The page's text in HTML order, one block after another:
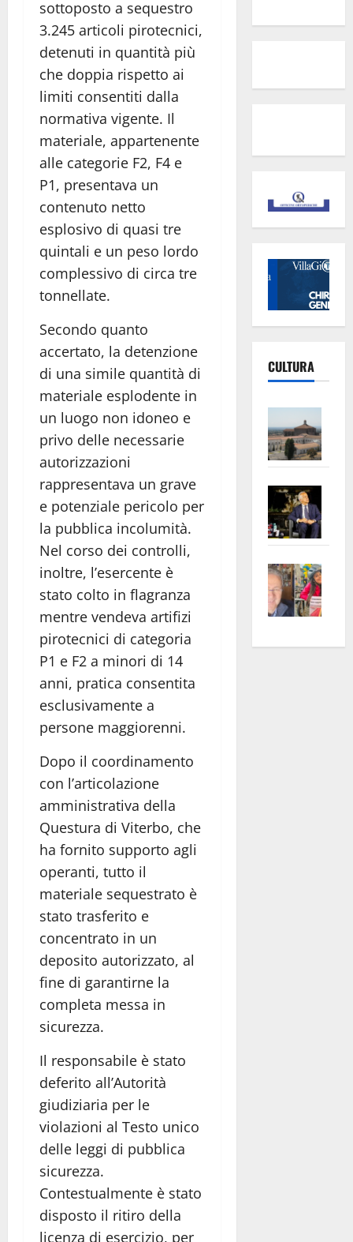
sottoposto a sequestro
3.245 articoli pirotecnici,
detenuti in quantità più
che doppia rispetto ai
limiti consentiti dalla
normativa vigente. Il
materiale, appartenente
alle categorie F2, F4 e
P1, presentava un
contenuto netto
esplosivo di quasi tre
quintali e un peso lordo
complessivo di circa tre
tonnellate.
Secondo quanto
accertato, la detenzione
di una simile quantità di
materiale esplodente in
un luogo non idoneo e
privo delle necessarie
autorizzazioni
rappresentava un grave
e potenziale pericolo per
la pubblica incolumità.
Nel corso dei controlli,
inoltre, l’esercente è
stato colto in flagranza
mentre vendeva artifizi
pirotecnici di categoria
P1 e F2 a minori di 14
anni, pratica consentita
esclusivamente a
persone maggiorenni.
Dopo il coordinamento
con l’articolazione
amministrativa della
Questura di Viterbo, che
ha fornito supporto agli
operanti, tutto il
materiale sequestrato è
stato trasferito e
concentrato in un
deposito autorizzato, al
fine di garantirne la
completa messa in
sicurezza.
Il responsabile è stato
deferito all’Autorità
giudiziaria per le
violazioni al Testo unico
delle leggi di pubblica
sicurezza.
Contestualmente è stato
disposto il ritiro della
licenza di esercizio, per
CULTURA
euro
apre